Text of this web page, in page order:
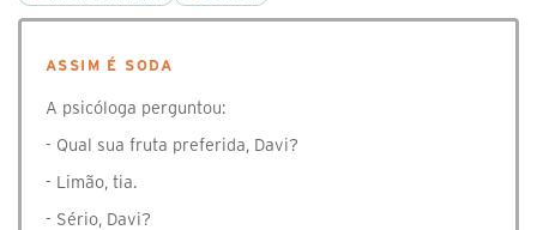
ASSIM É SODA
A psicóloga perguntou:
- Qual sua fruta preferida, Davi?
- Limão, tia.
- Sério, Davi?